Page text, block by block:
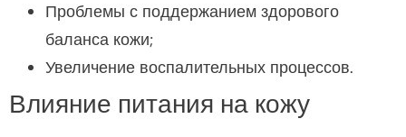
Проблемы с поддержанием здорового
баланса кожи;
Увеличение воспалительных процессов.
Влияние питания на кожу